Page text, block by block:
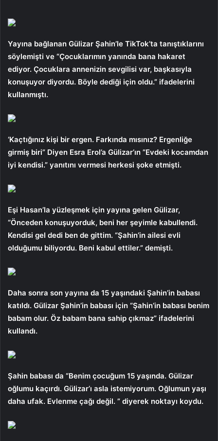
Yayına bağlanan Gülizar Şahin’le TikTok’ta tanıştıklarını
söylemişti ve “Çocuklarımın yanında bana hakaret
ediyor. Çocuklara annenizin sevgilisi var, başkasıyla
konuşuyor diyordu. Böyle dediği için oldu.” ifadelerini
kullanmıştı.
‘Kaçtığınız kişi bir ergen. Farkında mısınız? Ergenliğe
girmiş biri” Diyen Esra Erol’a Gülizar’ın ”Evdeki kocamdan
iyi kendisi.” yanıtını vermesi herkesi şoke etmişti.
Eşi Hasan’la yüzleşmek için yayına gelen Gülizar,
“Önceden konuşuyorduk, beni her şeyimle kabullendi.
Kendisi gel dedi ben de gittim. “Şahin’in ailesi evli
olduğumu biliyordu. Beni kabul ettiler.” demişti.
Daha sonra son yayına da 15 yaşındaki Şahin’in babası
katıldı. Gülizar Şahin’in babası için “Şahin’in babası benim
babam olur. Öz babam bana sahip çıkmaz” ifadelerini
kullandı.
Şahin babası da “Benim çocuğum 15 yaşında. Gülizar
oğlumu kaçırdı. Gülizar’ı asla istemiyorum. Oğlumun yaşı
daha ufak. Evlenme çağı değil. ” diyerek noktayı koydu.